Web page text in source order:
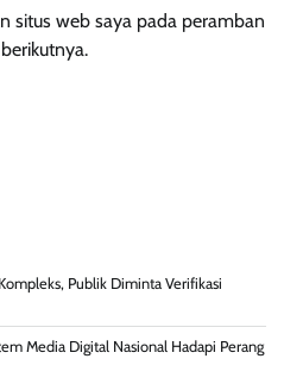
situs web saya pada peramban
Publik Diminta Verifikasi
Media Digital Nasional Hadapi Perang